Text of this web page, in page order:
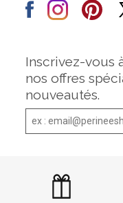
Inscrivez-vous
nos offres
nouveautés.